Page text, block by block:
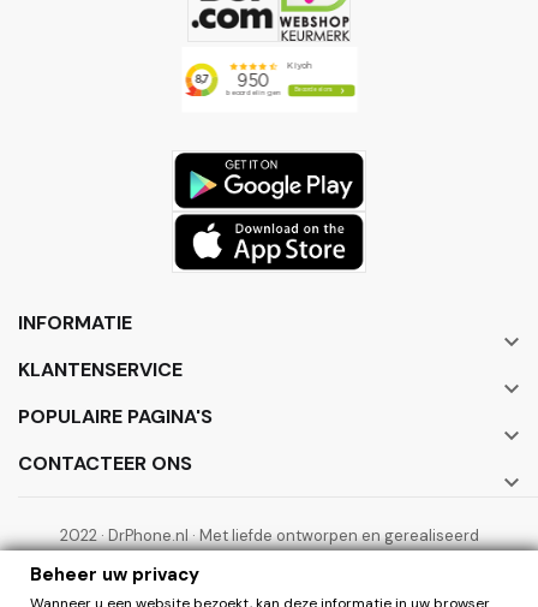
INFORMATIE

KLANTENSERVICE

POPULAIRE PAGINA'S

CONTACTEER ONS

2022 · DrPhone.nl · Met liefde ontworpen en gerealiseerd
Beheer uw privacy